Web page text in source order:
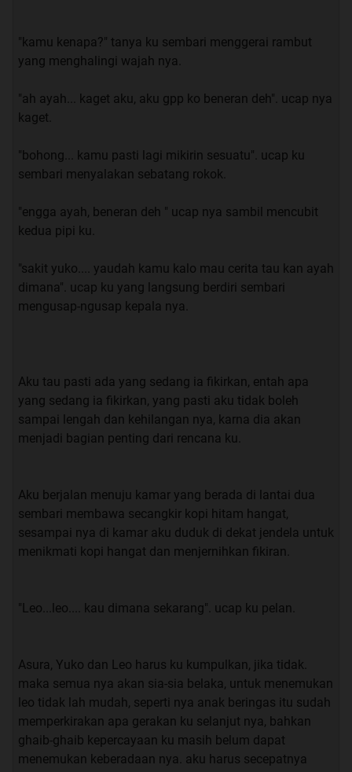
“btw kamu tumben ngajak ke rumah kamu Rom”. tanya
Alfian.
“lagi bosen aja nyokap lagi keluar kota 5 hari, bantuin
nikahan sepupu, terus belom belanja buku-buku lagi”.
“jadi… kamu hanya memanfaat kan aku untuk mengisi
meledek.
“ehh jangan, ntar aku gimana, masa bengang-bengong
lagi di kosan, mana lagi gak ada kuota”. Saut Firman.
Kami pun berbincang - Bincang sambil menyantap
makan siang kami, sampai akhir nya Firman
menyenggol tangan ku, hingga membuat sendok ku
jatuh ke lantai.
kaya nya ya?” saut ku yang sedikit kesal.
“eh maaf-maaf, itu tuh liat murid pindahan yang tadi aku
omongin”. ucap firman sambil menunjuk.
murid itu.
nya.
Sesaat aku memandangi nya, nafas ku sejenak berhenti.
Seperti yang di katakan oleh Firman bahwa mahasiswi
pindahan memang sangat cantik, Rambut nya yang
"kamu kenapa?" tanya ku sembari menggerai rambut
yang menghalingi wajah nya.
"ah ayah... kaget aku, aku gpp ko beneran deh". ucap nya
kaget.
"bohong... kamu pasti lagi mikirin sesuatu". ucap ku
sembari menyalakan sebatang rokok.
"engga ayah, beneran deh " ucap nya sambil mencubit
kedua pipi ku.
"sakit yuko.... yaudah kamu kalo mau cerita tau kan ayah
dimana". ucap ku yang langsung berdiri sembari
mengusap-ngusap kepala nya.
Aku tau pasti ada yang sedang ia fikirkan, entah apa
yang sedang ia fikirkan, yang pasti aku tidak boleh
sampai lengah dan kehilangan nya, karna dia akan
menjadi bagian penting dari rencana ku.
Aku berjalan menuju kamar yang berada di lantai dua
sembari membawa secangkir kopi hitam hangat,
sesampai nya di kamar aku duduk di dekat jendela untuk
menikmati kopi hangat dan menjernihkan fikiran.
"Leo...leo.... kau dimana sekarang". ucap ku pelan.
Asura, Yuko dan Leo harus ku kumpulkan, jika tidak.
maka semua nya akan sia-sia belaka, untuk menemukan
leo tidak lah mudah, seperti nya anak beringas itu sudah
memperkirakan apa gerakan ku selanjut nya, bahkan
ghaib-ghaib kepercayaan ku masih belum dapat
menemukan keberadaan nya. aku harus secepatnya